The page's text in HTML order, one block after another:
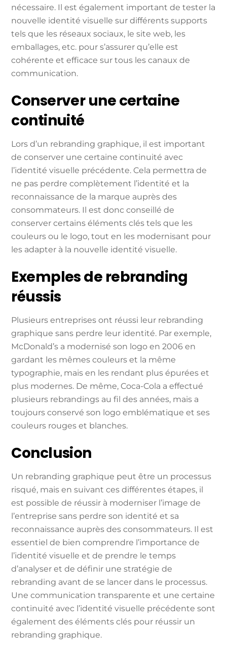
nécessaire. Il est également important de tester la
nouvelle identité visuelle sur différents supports
tels que les réseaux sociaux, le site web, les
emballages, etc. pour s’assurer qu’elle est
cohérente et efficace sur tous les canaux de
communication.
Conserver une certaine
continuité
Lors d’un rebranding graphique, il est important
de conserver une certaine continuité avec
l’identité visuelle précédente. Cela permettra de
ne pas perdre complètement l’identité et la
reconnaissance de la marque auprès des
consommateurs. Il est donc conseillé de
conserver certains éléments clés tels que les
couleurs ou le logo, tout en les modernisant pour
les adapter à la nouvelle identité visuelle.
Exemples de rebranding
réussis
Plusieurs entreprises ont réussi leur rebranding
graphique sans perdre leur identité. Par exemple,
McDonald’s a modernisé son logo en 2006 en
gardant les mêmes couleurs et la même
typographie, mais en les rendant plus épurées et
plus modernes. De même, Coca-Cola a effectué
plusieurs rebrandings au fil des années, mais a
toujours conservé son logo emblématique et ses
couleurs rouges et blanches.
Conclusion
Un rebranding graphique peut être un processus
risqué, mais en suivant ces différentes étapes, il
est possible de réussir à moderniser l’image de
l’entreprise sans perdre son identité et sa
reconnaissance auprès des consommateurs. Il est
essentiel de bien comprendre l’importance de
l’identité visuelle et de prendre le temps
d’analyser et de définir une stratégie de
rebranding avant de se lancer dans le processus.
Une communication transparente et une certaine
continuité avec l’identité visuelle précédente sont
également des éléments clés pour réussir un
rebranding graphique.